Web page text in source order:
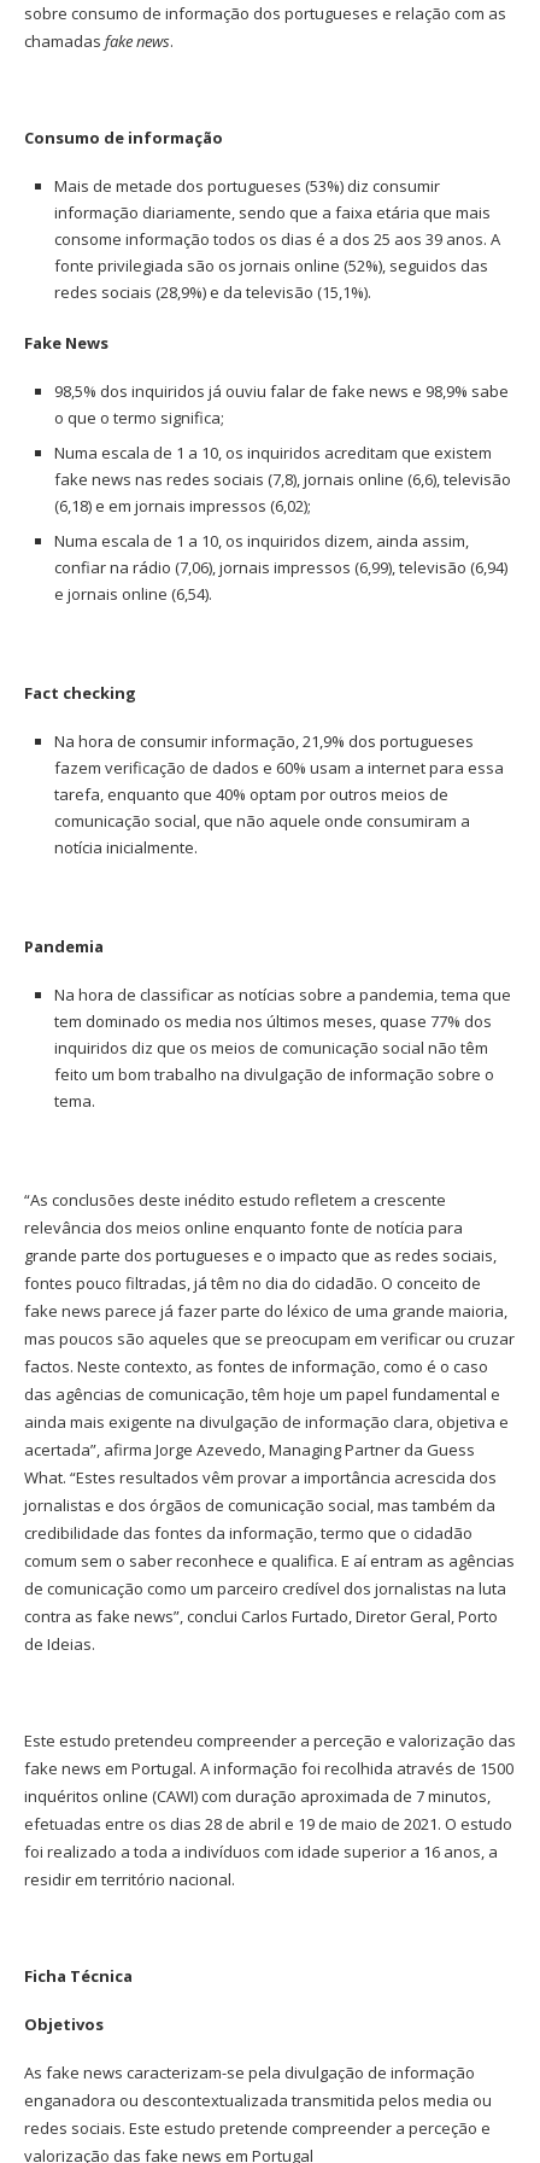
sobre consumo de informação dos portugueses e relação com as
chamadas fake news.
Consumo de informação
Mais de metade dos portugueses (53%) diz consumir
informação diariamente, sendo que a faixa etária que mais
consome informação todos os dias é a dos 25 aos 39 anos. A
fonte privilegiada são os jornais online (52%), seguidos das
redes sociais (28,9%) e da televisão (15,1%).
Fake News
98,5% dos inquiridos já ouviu falar de fake news e 98,9% sabe
o que o termo significa;
Numa escala de 1 a 10, os inquiridos acreditam que existem
fake news nas redes sociais (7,8), jornais online (6,6), televisão
(6,18) e em jornais impressos (6,02);
Numa escala de 1 a 10, os inquiridos dizem, ainda assim,
confiar na rádio (7,06), jornais impressos (6,99), televisão (6,94)
e jornais online (6,54).
Fact checking
Na hora de consumir informação, 21,9% dos portugueses
fazem verificação de dados e 60% usam a internet para essa
tarefa, enquanto que 40% optam por outros meios de
comunicação social, que não aquele onde consumiram a
notícia inicialmente.
Pandemia
Na hora de classificar as notícias sobre a pandemia, tema que
tem dominado os media nos últimos meses, quase 77% dos
inquiridos diz que os meios de comunicação social não têm
feito um bom trabalho na divulgação de informação sobre o
tema.
“As conclusões deste inédito estudo refletem a crescente
relevância dos meios online enquanto fonte de notícia para
grande parte dos portugueses e o impacto que as redes sociais,
fontes pouco filtradas, já têm no dia do cidadão. O conceito de
fake news parece já fazer parte do léxico de uma grande maioria,
mas poucos são aqueles que se preocupam em verificar ou cruzar
factos. Neste contexto, as fontes de informação, como é o caso
das agências de comunicação, têm hoje um papel fundamental e
ainda mais exigente na divulgação de informação clara, objetiva e
acertada”, afirma Jorge Azevedo, Managing Partner da Guess
What. “Estes resultados vêm provar a importância acrescida dos
jornalistas e dos órgãos de comunicação social, mas também da
credibilidade das fontes da informação, termo que o cidadão
comum sem o saber reconhece e qualifica. E aí entram as agências
de comunicação como um parceiro credível dos jornalistas na luta
contra as fake news”, conclui Carlos Furtado, Diretor Geral, Porto
de Ideias.
Este estudo pretendeu compreender a perceção e valorização das
fake news em Portugal. A informação foi recolhida através de 1500
inquéritos online (CAWI) com duração aproximada de 7 minutos,
efetuadas entre os dias 28 de abril e 19 de maio de 2021. O estudo
foi realizado a toda a indivíduos com idade superior a 16 anos, a
residir em território nacional.
Ficha Técnica
Objetivos
As fake news caracterizam-se pela divulgação de informação
enganadora ou descontextualizada transmitida pelos media ou
redes sociais. Este estudo pretende compreender a perceção e
valorização das fake news em Portugal